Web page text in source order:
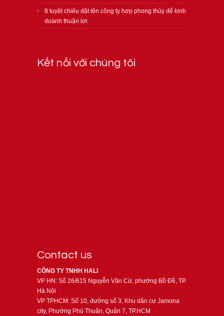
8 tuyệt chiêu đặt tên công ty hợp phong thủy để kinh
doanh thuận lợi
Kết nối với chúng tôi
Contact us
CÔNG TY TNHH HALI
VP HN: Số 26/615 Nguyễn Văn Cừ, phường Bồ Đề, TP.
Hà Nội
VP TPHCM: Số 10, đường số 3, Khu dân cư Jamona
city, Phường Phú Thuận, Quận 7, TP.HCM